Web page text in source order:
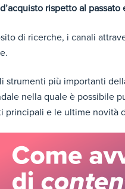
rispetto al
di ricerche, i canali
strumenti più importanti
nella quale è possibile
principali e le ultime novità